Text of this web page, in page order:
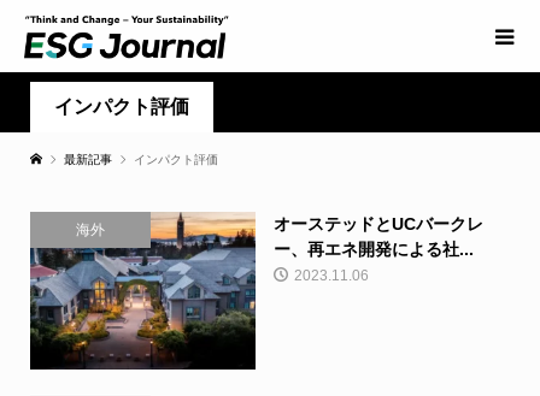
インパクト評価
最新記事 インパクト評価
海外
オーステッドとUCバークレ
ー、再エネ開発による社...
2023.11.06